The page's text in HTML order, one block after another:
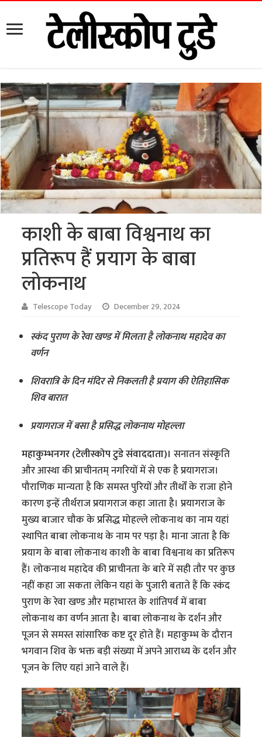
काशी के बाबा विश्वनाथ का
प्रतिरूप हैं प्रयाग के बाबा
लोकनाथ
Telescope Today December 29, 2024
स्कंद पुराण के रेवा खण्ड में मिलता है लोकनाथ महादेव का
वर्णन
शिवरात्रि के दिन मंदिर से निकलती है प्रयाग की ऐतिहासिक
शिव बारात
प्रयागराज में बसा है प्रसिद्ध लोकनाथ मोहल्ला
महाकुम्भनगर (टेलीस्कोप टुडे संवाददाता)।सनातन संस्कृति
और आस्था की प्राचीनतम् नगरियों में से एक है प्रयागराज।
पौराणिक मान्यता है कि समस्त पुरियों और तीर्थों के राजा होने
कारण इन्हें तीर्थराज प्रयागराज कहा जाता है। प्रयागराज के
मुख्य बाजार चौक के प्रसिद्ध मोहल्ले लोकनाथ का नाम यहां
स्थापित बाबा लोकनाथ के नाम पर पड़ा है। माना जाता है कि
प्रयाग के बाबा लोकनाथ काशी के बाबा विश्वनाथ का प्रतिरूप
हैं। लोकनाथ महादेव की प्राचीनता के बारे में सही तौर पर कुछ
नहीं कहा जा सकता लेकिन यहां के पुजारी बताते हैं कि स्कंद
पुराण के रेवा खण्ड और महाभारत के शांतिपर्व में बाबा
लोकनाथ का वर्णन आता है। बाबा लोकनाथ के दर्शन और
पूजन से समस्त सांसारिक कष्ट दूर होते हैं। महाकुम्भ के दौरान
भगवान शिव के भक्त बड़ी संख्या में अपने आराध्य के दर्शन और
पूजन के लिए यहां आने वाले हैं।